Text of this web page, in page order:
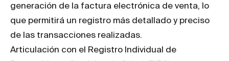
generación de la factura electrónica de venta, lo
que permitirá un registro más detallado y preciso
de las transacciones realizadas.
Articulación con el Registro Individual de